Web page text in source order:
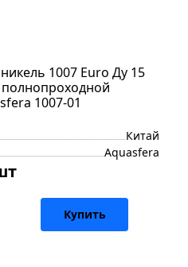
1007 Euro Ду 15
1007-01
Китай
Aquasfera
Купить